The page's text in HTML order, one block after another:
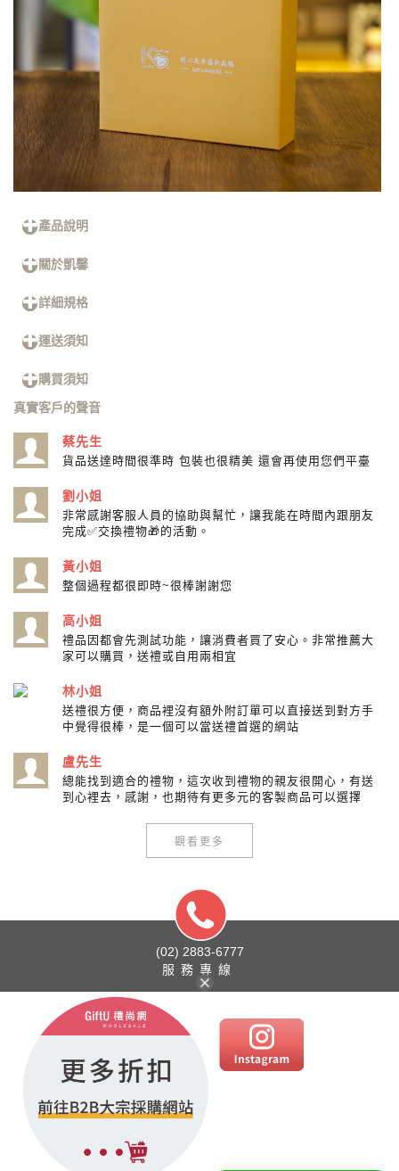
產品說明
關於凱馨
詳細規格
運送須知
購買須知
真實客戶的聲音
蔡先生
貨品送達時間很準時 包裝也很精美 還會再使用您們平臺
劉小姐
非常感謝客服人員的協助與幫忙，讓我能在時間內跟朋友
完成✅交換禮物🎁的活動。
黃小姐
整個過程都很即時~很棒謝謝您
高小姐
禮品因都會先測試功能，讓消費者買了安心。非常推薦大
家可以購買，送禮或自用兩相宜
林小姐
送禮很方便，商品裡沒有額外附訂單可以直接送到對方手
中覺得很棒，是一個可以當送禮首選的網站
盧先生
總能找到適合的禮物，這次收到禮物的親友很開心，有送
到心裡去，感謝，也期待有更多元的客製商品可以選擇
觀看更多
(02) 2883-6777
服務專線